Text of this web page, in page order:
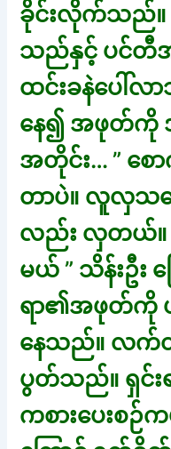
ခိုင်းလိုက်သည်။
သည်နှင့် ပင်တီအဝ
ထင်းခနဲပေါ်လ
နေ၍ အဖုတ်ကို
အတိုင်း… ” စေ
တာပဲ။ လူလှသ
လည်း လှတယ်။
မယ် ” သိန်းဦး ပ
ရာ၏အဖုတ်ကို
နေသည်။ လက်
ပွတ်သည်။ ရှင်း
ကစားပေးစဉ်